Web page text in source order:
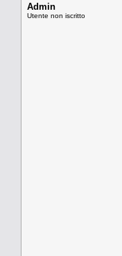
Admin
Utente non iscritto